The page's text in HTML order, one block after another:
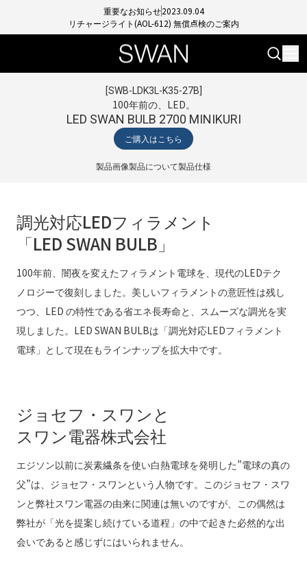
重要なお知らせ2023.09.04
リチャージライト(AOL-612) 無償点検のご案内
[SWB-LDK3L-K35-27B
100年前の、LED。
LED SWAN BULB 2700 MINIKURI
ご購入はこちら
製品画像製品について製品仕様
調光対応LEDフィラメント
「LED SWAN BULB」
100年前、闇夜を変えたフィラメント電球を、現代のLEDテク
ノロジーで復刻しました。美しいフィラメントの意匠性は残し
つつ、LED の特性である省エネ長寿命と、スムーズな調光を実
現しました。LED SWAN BULBは「調光対応LEDフィラメント
電球」として現在もラインナップを拡大中です。
ジョセフ・スワンと
スワン電器株式会社
エジソン以前に炭素繊条を使い白熱電球を発明した”電球の真の
父”は、ジョセフ・スワンという人物です。このジョセフ・スワ
ンと弊社スワン電器の由来に関連は無いのですが、この偶然は
弊社が「光を提案し続けている道程」の中で起きた必然的な出
会いであると感じずにはいられません。